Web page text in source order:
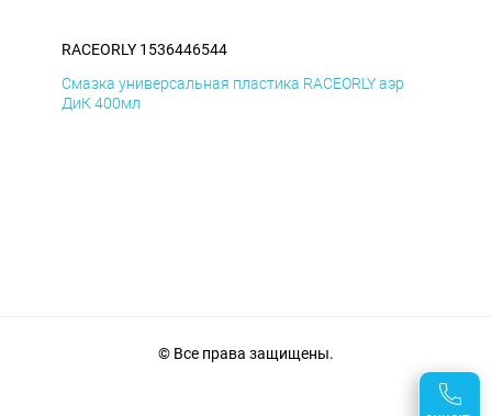
RACEORLY 1536446544
Смазка универсальная пластика RACEORLY аэр
ДиК 400мл
© Все права защищены.